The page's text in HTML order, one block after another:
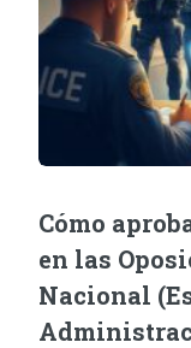
Cómo
en las
Nacional